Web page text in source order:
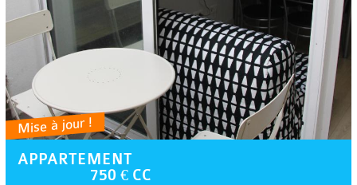
Mise à jour !
APPARTEMENT
750 € CC